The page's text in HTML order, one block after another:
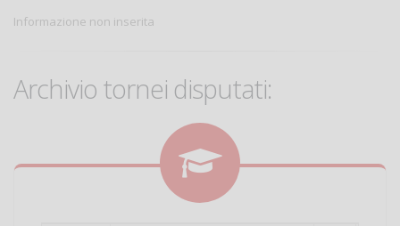
Informazione non inserita
Archivio tornei disputati: